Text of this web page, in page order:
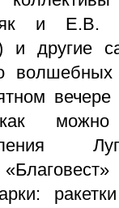
и Е.В.
другие
вечере